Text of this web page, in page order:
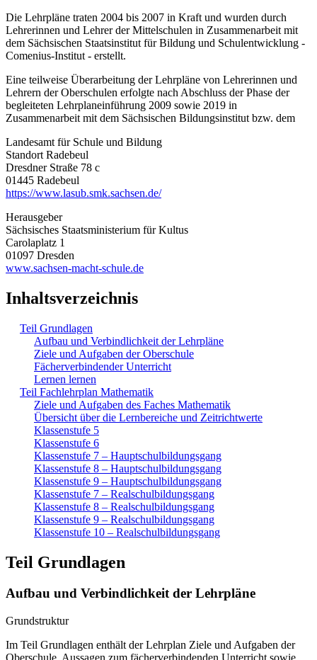
Die Lehrpläne traten 2004 bis 2007 in Kraft und wurden durch
Lehrerinnen und Lehrer der Mittelschulen in Zusammenarbeit mit
dem Sächsischen Staatsinstitut für Bildung und Schulentwicklung -
Comenius-Institut - erstellt.
Eine teilweise Überarbeitung der Lehrpläne von Lehrerinnen und
Lehrern der Oberschulen erfolgte nach Abschluss der Phase der
begleiteten Lehrplaneinführung 2009 sowie 2019 in
Zusammenarbeit mit dem Sächsischen Bildungsinstitut bzw. dem
Landesamt für Schule und Bildung
Standort Radebeul
Dresdner Straße 78 c
01445 Radebeul
https://www.lasub.smk.sachsen.de/
Herausgeber
Sächsisches Staatsministerium für Kultus
Carolaplatz 1
01097 Dresden
www.sachsen-macht-schule.de
Inhaltsverzeichnis
Teil Grundlagen
Aufbau und Verbindlichkeit der Lehrpläne
Ziele und Aufgaben der Oberschule
Fächerverbindender Unterricht
Lernen lernen
Teil Fachlehrplan Mathematik
Ziele und Aufgaben des Faches Mathematik
Übersicht über die Lernbereiche und Zeitrichtwerte
Klassenstufe 5
Klassenstufe 6
Klassenstufe 7 – Hauptschulbildungsgang
Klassenstufe 8 – Hauptschulbildungsgang
Klassenstufe 9 – Hauptschulbildungsgang
Klassenstufe 7 – Realschulbildungsgang
Klassenstufe 8 – Realschulbildungsgang
Klassenstufe 9 – Realschulbildungsgang
Klassenstufe 10 – Realschulbildungsgang
Teil Grundlagen
Aufbau und Verbindlichkeit der Lehrpläne
Grundstruktur
Im Teil Grundlagen enthält der Lehrplan Ziele und Aufgaben der